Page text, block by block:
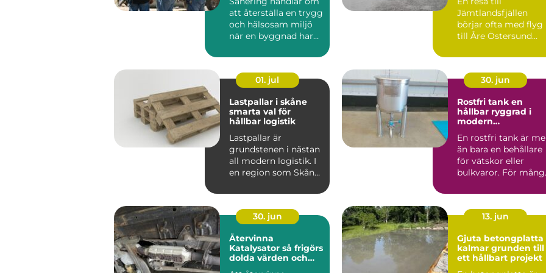
att återställa en trygg
och hälsosam miljö
när en byggnad har
Jämtlandsfjällen
börjar ofta med flyg
till Åre Östersund
man sig e...
01. jul
Lastpallar i skåne
smarta val för
hållbar logistik
Lastpallar är
grundstenen i nästan
all modern logistik. I
en region som Skåne,
liv...
30. jun
Rostfri tank en
hållbar ryggrad i
modern
En rostfri tank är
än bara en behållare
för vätskor eller
bulkvaror. För
30. jun
Återvinna
Katalysator så frigörs
dolda värden och
13. jun
Gjuta betongplatta
kalmar grunden till
ett hållbart projekt